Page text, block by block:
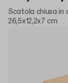
Scatola chiusa in
26,5x12,2x7 cm